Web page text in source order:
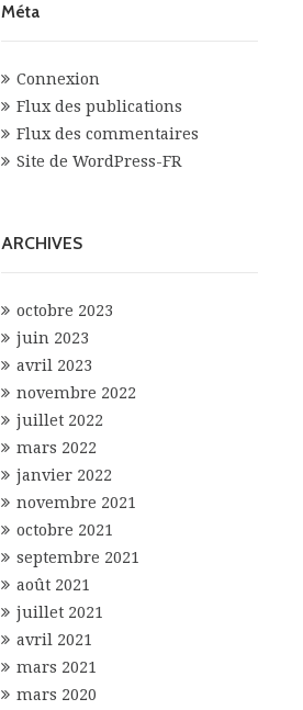
Méta
Connexion
Flux des publications
Flux des commentaires
Site de WordPress-FR
ARCHIVES
octobre 2023
juin 2023
avril 2023
novembre 2022
juillet 2022
mars 2022
janvier 2022
novembre 2021
octobre 2021
septembre 2021
août 2021
juillet 2021
avril 2021
mars 2021
mars 2020